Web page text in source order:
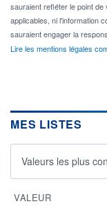
sauraient refléter le point
applicables, ni l'information
sauraient engager la
Lire les mentions légales
MES LISTES
Valeurs les plus
VALEUR